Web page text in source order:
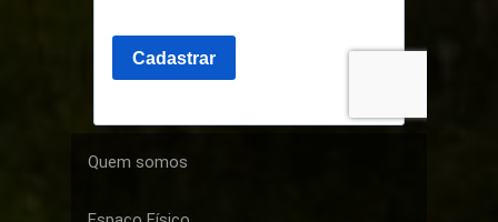
Quem somos